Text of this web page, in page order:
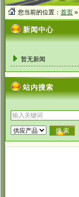
您当前的位置： 首页 »
新闻中心
暂无新闻
站内搜索